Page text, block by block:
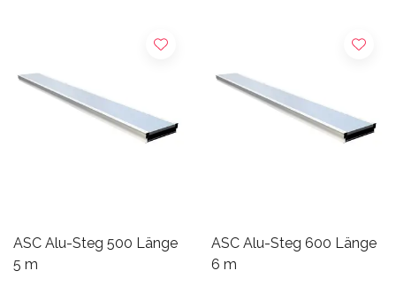
ASC Alu-Steg 500 Länge
5 m
ASC Alu-Steg 600 Länge
6 m